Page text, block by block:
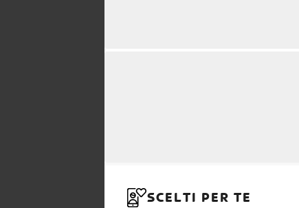
SCELTI PER TE